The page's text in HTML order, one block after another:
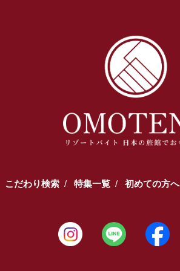
こだわり検索 特集一覧 初めての方へ